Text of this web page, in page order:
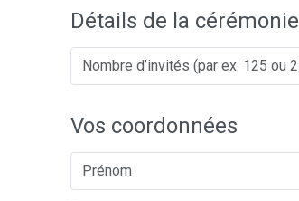
Détails de la cérémonie
Vos coordonnées